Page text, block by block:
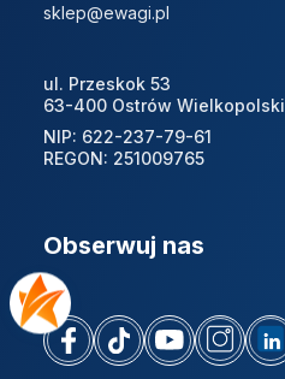
sklep@ewagi.pl
ul. Przeskok 53
63-400 Ostrów Wielkopolski
NIP: 622-237-79-61
REGON: 251009765
Obserwuj nas